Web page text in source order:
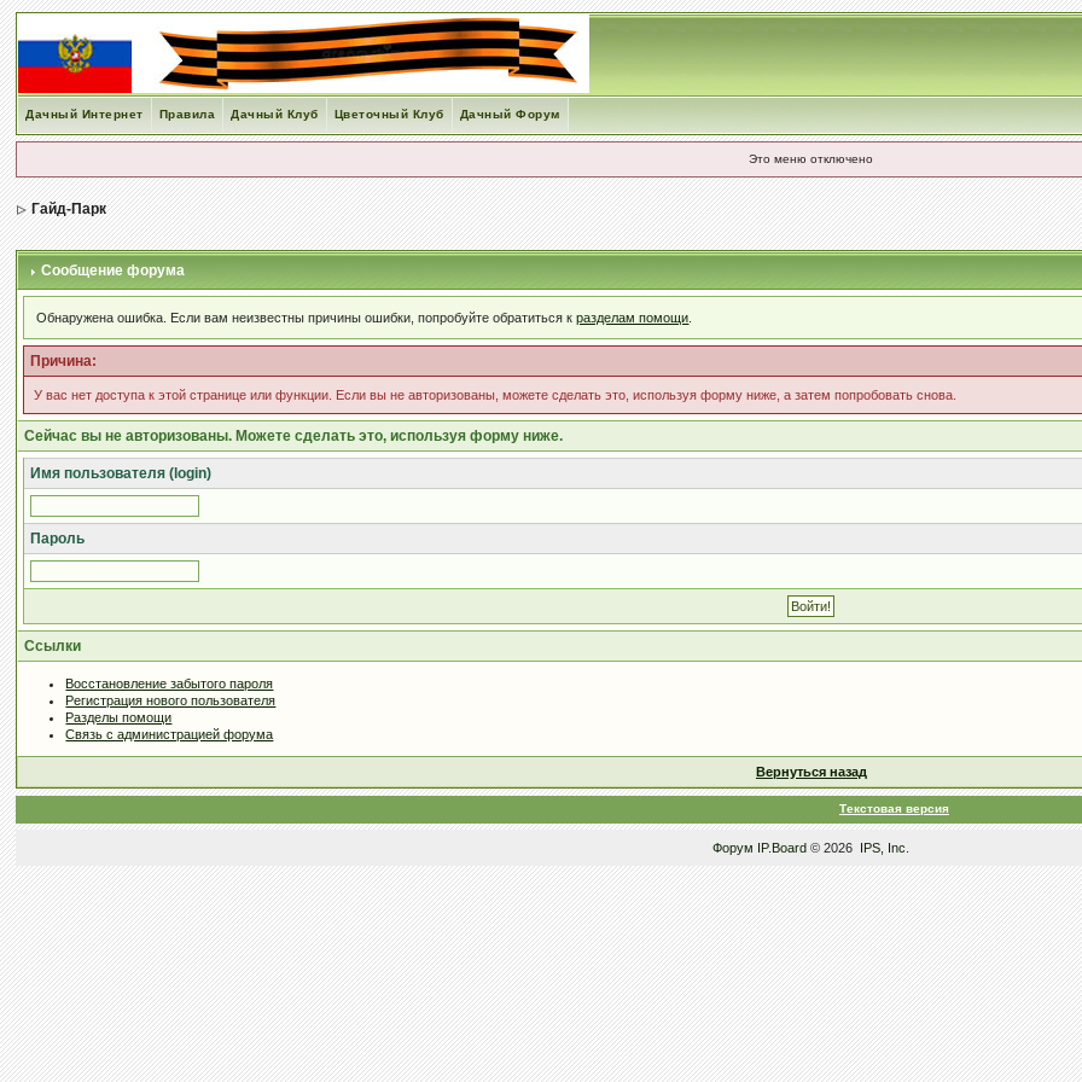
Дачный Интернет Правила Дачный Клуб Цветочный Клуб Дачный Форум
Это меню отключено
Гайд-Парк
Сообщение форума
Обнаружена ошибка. Если вам неизвестны причины ошибки, попробуйте обратиться кразделам помощи
Причина:
У вас нет доступа к этой странице или функции. Если вы не авторизованы, можете сделать это, используя форму ниже, а затем попробовать снова.
Сейчас вы не авторизованы. Можете сделать это, используя форму ниже.
Имя пользователя (login)
Пароль
Ссылки
Восстановление забытого пароля
Регистрация нового пользователя
Разделы помощи
Связь с администрацией форума
Вернуться назад
Текстовая версия
Форум IP.Board © 2026 IPS, Inc